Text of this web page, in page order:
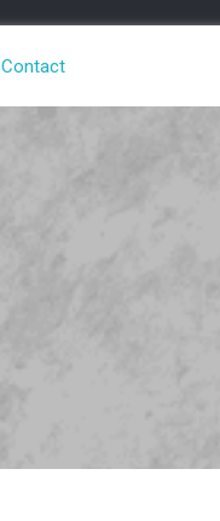
Contact